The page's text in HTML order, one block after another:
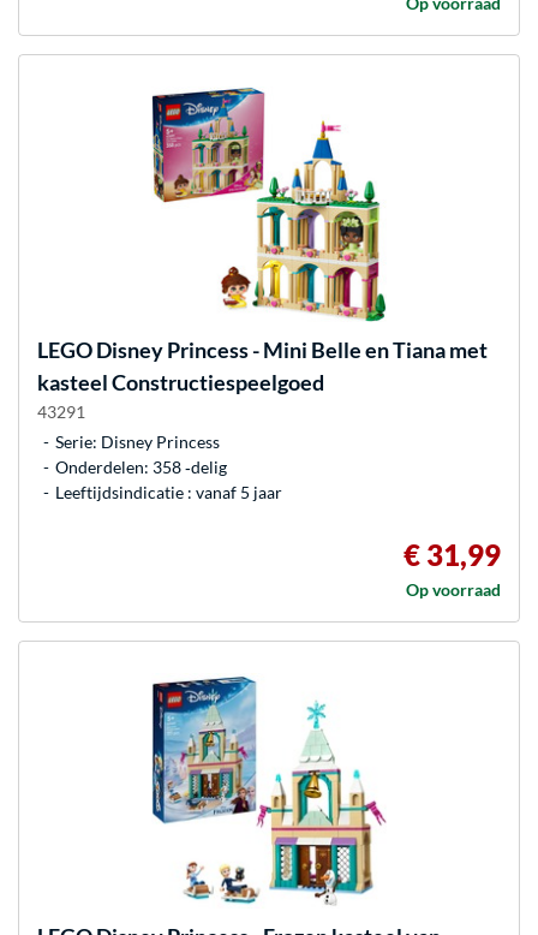
LEGODisney Princess - Mini Belle en Tiana met
kasteel Constructiespeelgoed
43291
Serie: Disney Princess
Onderdelen: 358 ‐delig
Leeftijdsindicatie : vanaf 5 jaar
€ 31,99
Op voorraad